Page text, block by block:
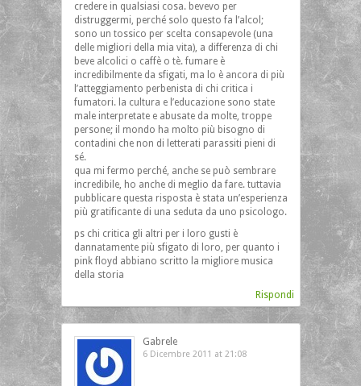
credere in qualsiasi cosa. bevevo per
distruggermi, perché solo questo fa l’alcol;
sono un tossico per scelta consapevole (una
delle migliori della mia vita), a differenza di chi
beve alcolici o caffè o tè. fumare è
incredibilmente da sfigati, ma lo è ancora di più
l’atteggiamento perbenista di chi critica i
fumatori. la cultura e l’educazione sono state
male interpretate e abusate da molte, troppe
persone; il mondo ha molto più bisogno di
contadini che non di letterati parassiti pieni di
sé.
qua mi fermo perché, anche se può sembrare
incredibile, ho anche di meglio da fare. tuttavia
pubblicare questa risposta è stata un’esperienza
più gratificante di una seduta da uno psicologo.
ps chi critica gli altri per i loro gusti è
dannatamente più sfigato di loro, per quanto i
pink floyd abbiano scritto la migliore musica
della storia
Rispondi
Gabrele
6 Dicembre 2011 at 21:08